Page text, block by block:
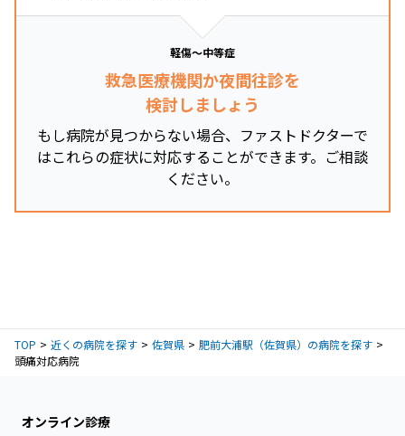
軽傷～中等症
救急医療機関か夜間往診を
検討しましょう
もし病院が見つからない場合、ファストドクターで
はこれらの症状に対応することができます。ご相談
ください。
TOP 近くの病院を探す 佐賀県
肥前大浦駅（佐賀県）の病院を探す
頭痛対応病院
オンライン診療